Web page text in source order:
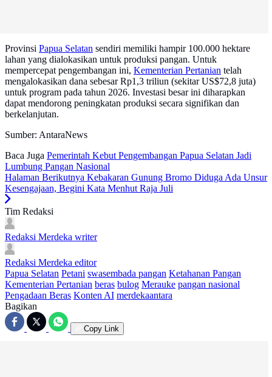
Provinsi Papua Selatan sendiri memiliki hampir 100.000 hektare
lahan yang dialokasikan untuk produksi pangan. Untuk
mempercepat pengembangan ini, Kementerian Pertanian telah
mengalokasikan dana sebesar Rp1,3 triliun (sekitar US$72,8 juta)
untuk program pada tahun 2026. Investasi besar ini diharapkan
dapat mendorong peningkatan produksi secara signifikan dan
berkelanjutan.
Sumber: AntaraNews
Baca Juga Pemerintah Kebut Pengembangan Papua Selatan Jadi
Lumbung Pangan Nasional
Halaman Berikutnya Kebakaran Gunung Bromo Diduga Ada Unsur
Kesengajaan, Begini Kata Menhut Raja Juli
Tim Redaksi
Redaksi Merdeka writer
Redaksi Merdeka editor
Papua Selatan Petani swasembada pangan Ketahanan Pangan
Kementerian Pertanian beras bulog Merauke pangan nasional
Pengadaan Beras Konten AI merdekaantara
Bagikan
Copy Link